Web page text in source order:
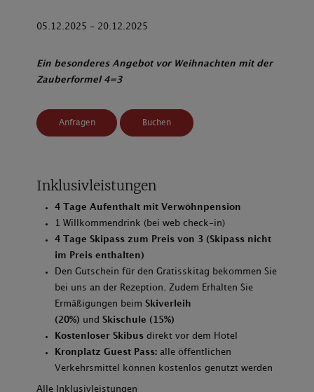
05.12.2025 - 20.12.2025
Ein besonderes Angebot vor Weihnachten mit der
Zauberformel 4=3
Anfragen Buchen
Inklusivleistungen
4 Tage Aufenthalt mit Verwöhnpension
1 Willkommendrink (bei web check-in)
4 Tage Skipass zum Preis von 3 (Skipass nicht
im Preis enthalten)
Den Gutschein für den Gratisskitag bekommen Sie
bei uns an der Rezeption. Zudem Erhalten Sie
Ermäßigungen beim Skiverleih
(20%) undSkischule (15%)
Kostenloser Skibus direkt vor dem Hotel
Kronplatz Guest Pass:alle öffentlichen
Verkehrsmittel können kostenlos genutzt werden
Alle Inklusivleistungen